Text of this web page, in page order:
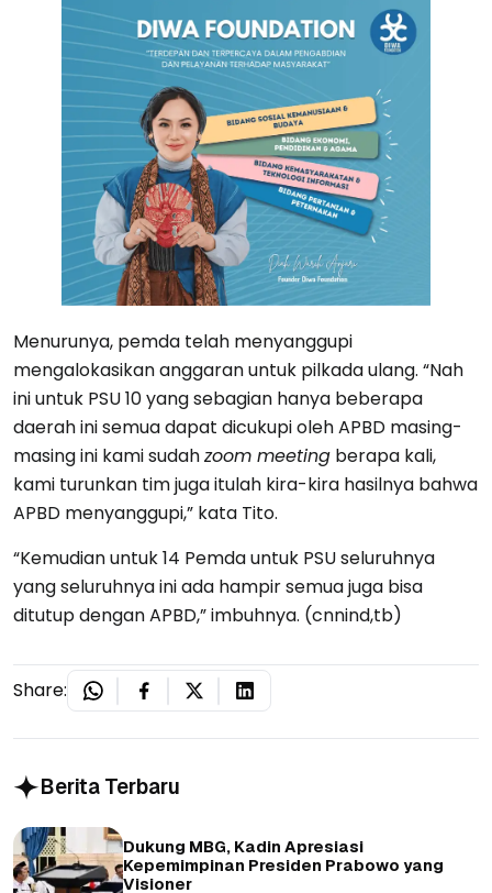
Menurunya, pemda telah menyanggupi
mengalokasikan anggaran untuk pilkada ulang. “Nah
ini untuk PSU 10 yang sebagian hanya beberapa
daerah ini semua dapat dicukupi oleh APBD masing-
masing ini kami sudahzoom meeting berapa kali,
kami turunkan tim juga itulah kira-kira hasilnya bahwa
APBD menyanggupi,” kata Tito.
“Kemudian untuk 14 Pemda untuk PSU seluruhnya
yang seluruhnya ini ada hampir semua juga bisa
ditutup dengan APBD,” imbuhnya. (cnnind,tb)
Share:
Berita Terbaru
Dukung MBG, Kadin Apresiasi
Kepemimpinan Presiden Prabowo yang
Visioner